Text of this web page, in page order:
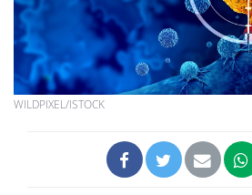
WILDPIXEL/ISTOCK